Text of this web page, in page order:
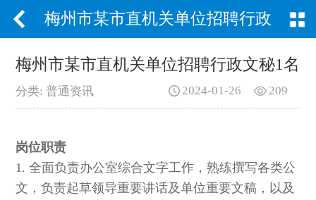
梅州市某市直机关单位招聘行政
文秘1名
梅州市某市直机关单位招聘行政文秘1名
分类: 普通资讯 209
2024-01-26
岗位职责
1. 全面负责办公室综合文字工作，熟练撰写各类公
文，负责起草领导重要讲话及单位重要文稿，以及